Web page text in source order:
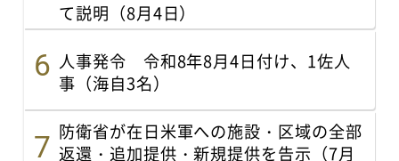
て説明（8月4日）
人事発令 令和8年8月4日付け、1佐人
事（海自3名）
防衛省が在日米軍への施設・区域の全部
返還・追加提供・新規提供を告示（7月